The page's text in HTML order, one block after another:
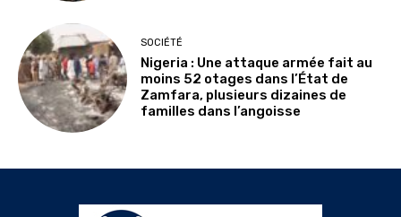
SOCIÉTÉ
Nigeria : Une attaque armée fait au
moins 52 otages dans l’État de
Zamfara, plusieurs dizaines de
familles dans l’angoisse